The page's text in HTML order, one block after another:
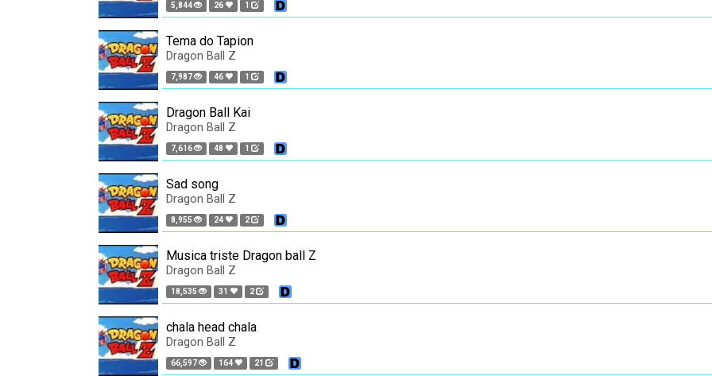
5,844 26 1
Tema do Tapion
Dragon Ball Z
7,987 46 1
Dragon Ball Kai
Dragon Ball Z
7,616 48 1
Sad song
Dragon Ball Z
8,955 24 2
Musica triste Dragon ball Z
Dragon Ball Z
18,535 31 2
chala head chala
Dragon Ball Z
66,597 164 21